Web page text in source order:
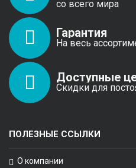
со всего мира
Гарантия
На весь
Доступные
Скидки для
ПОЛЕЗНЫЕ ССЫЛКИ
О компании